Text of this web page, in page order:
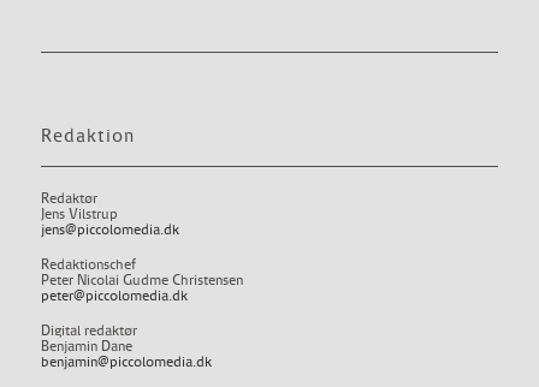
Redaktion
Redaktør
Jens Vilstrup
jens@piccolomedia.dk
Redaktionschef
Peter Nicolai Gudme Christensen
peter@piccolomedia.dk
Digital redaktør
Benjamin Dane
benjamin@piccolomedia.dk